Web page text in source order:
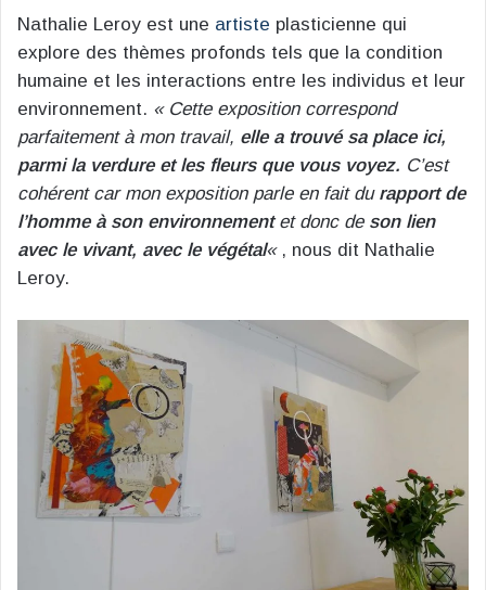
Nathalie Leroy est une artiste plasticienne qui
explore des thèmes profonds tels que la condition
humaine et les interactions entre les individus et leur
environnement. « Cette exposition correspond
parfaitement à mon travail, elle a trouvé sa place ici,
parmi la verdure et les fleurs que vous voyez. C’est
cohérent car mon exposition parle en fait du rapport de
l’homme à son environnementet donc de son lien
avec le vivant, avec le végétal« , nous dit Nathalie
Leroy.